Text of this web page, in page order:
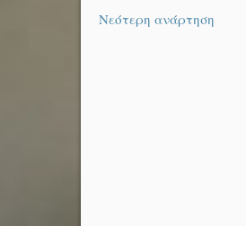
Νεότερη ανάρτηση